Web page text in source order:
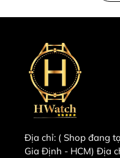
Địa chỉ: ( Shop đang
Gia Định - HCM) Địa